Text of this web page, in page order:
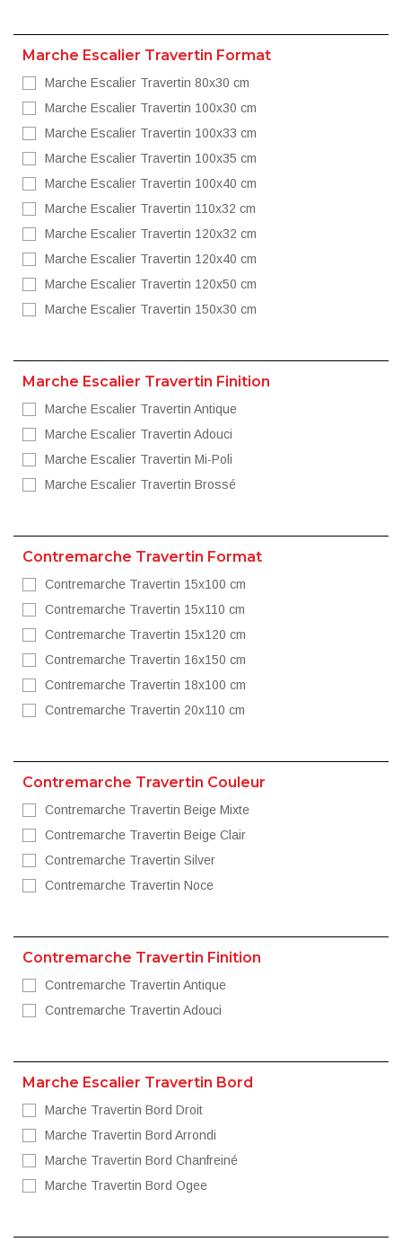
Marche Escalier Travertin Format
Marche Escalier Travertin 80x30 cm
Marche Escalier Travertin 100x30 cm
Marche Escalier Travertin 100x33 cm
Marche Escalier Travertin 100x35 cm
Marche Escalier Travertin 100x40 cm
Marche Escalier Travertin 110x32 cm
Marche Escalier Travertin 120x32 cm
Marche Escalier Travertin 120x40 cm
Marche Escalier Travertin 120x50 cm
Marche Escalier Travertin 150x30 cm
Marche Escalier Travertin Finition
Marche Escalier Travertin Antique
Marche Escalier Travertin Adouci
Marche Escalier Travertin Mi-Poli
Marche Escalier Travertin Brossé
Contremarche Travertin Format
Contremarche Travertin 15x100 cm
Contremarche Travertin 15x110 cm
Contremarche Travertin 15x120 cm
Contremarche Travertin 16x150 cm
Contremarche Travertin 18x100 cm
Contremarche Travertin 20x110 cm
Contremarche Travertin Couleur
Contremarche Travertin Beige Mixte
Contremarche Travertin Beige Clair
Contremarche Travertin Silver
Contremarche Travertin Noce
Contremarche Travertin Finition
Contremarche Travertin Antique
Contremarche Travertin Adouci
Marche Escalier Travertin Bord
Marche Travertin Bord Droit
Marche Travertin Bord Arrondi
Marche Travertin Bord Chanfreiné
Marche Travertin Bord Ogee